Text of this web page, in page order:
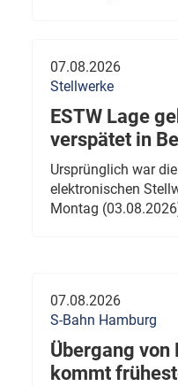
07.08.2026
Stellwerke
ESTW Lage
verspätet in
Ursprünglich war
elektronischen
Montag
07.08.2026
S-Bahn Hamburg
Übergang von
kommt